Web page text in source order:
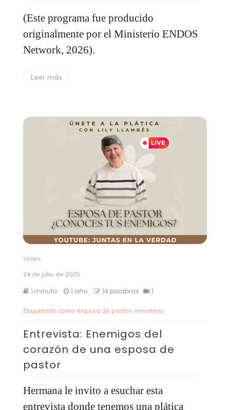
(Este programa fue producido
originalmente por el Ministerio ENDOS
Network, 2026).
Leer más
Video
24 de julio de 2025
1 minuto 1 año 14 palabras 1
Etiquetado como esposa de pastor, ministerio
Entrevista: Enemigos del
corazón de una esposa de
pastor
Hermana le invito a esuchar esta
entrevista donde tenemos una plática